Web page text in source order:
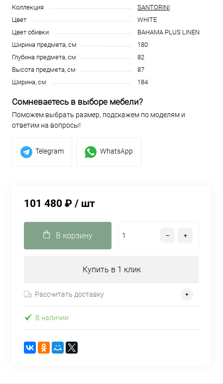
Коллекция
SANTORINI
Цвет
WHITE
Цвет обивки
BAHAMA PLUS LINEN
Ширина предмета, см
180
Глубина предмета, см
82
Высота предмета, см
87
Ширина, см
184
Сомневаетесь в выборе мебели?
Поможем выбрать размер, подскажем по моделям и
ответим на вопросы!
Telegram WhatsApp
101 480 ₽ / шт
В корзину
Купить в 1 клик
Рассчитать доставку
В наличии